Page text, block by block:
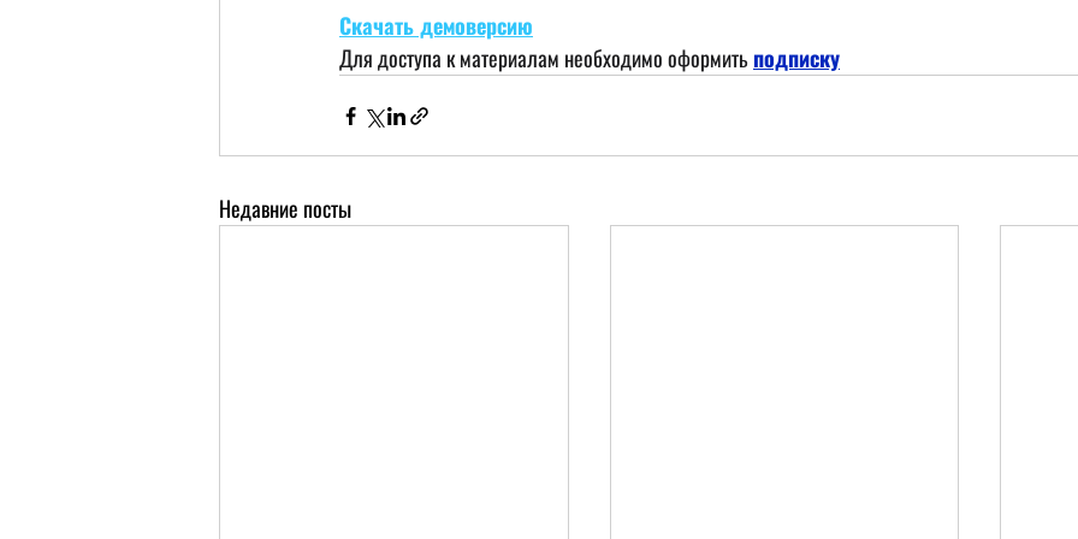
Скачать демоверсию
Для доступа к материалам необходимо оформить подписку
Недавние посты